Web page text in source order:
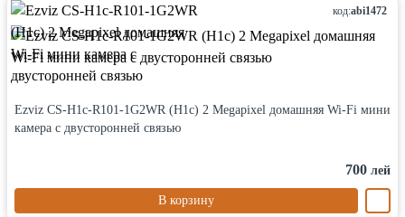
код:abi1472
Ezviz CS-H1c-R101-1G2WR (H1c) 2 Megapixel домашняя Wi-Fi мини
камера с двусторонней связью
700 лей
В корзину